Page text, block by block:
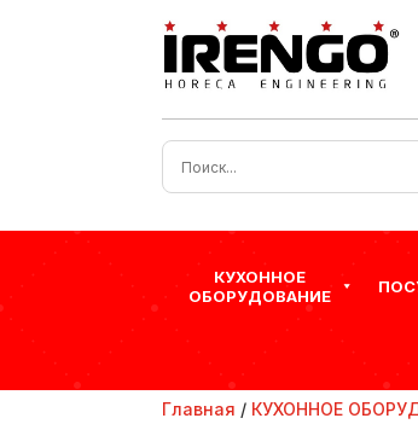
КУХОННОЕ
ОБОРУДОВАНИЕ
Главная / КУХОННОЕ